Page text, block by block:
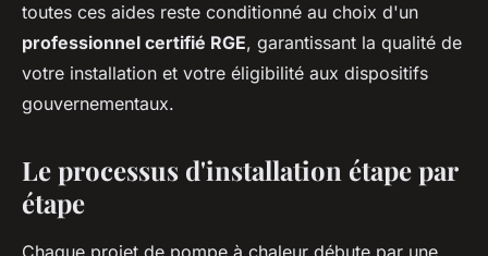
toutes ces aides reste conditionné au choix d'un
professionnel certifié RGE, garantissant la qualité de
votre installation et votre éligibilité aux dispositifs
gouvernementaux.
Le processus d'installation étape par
étape